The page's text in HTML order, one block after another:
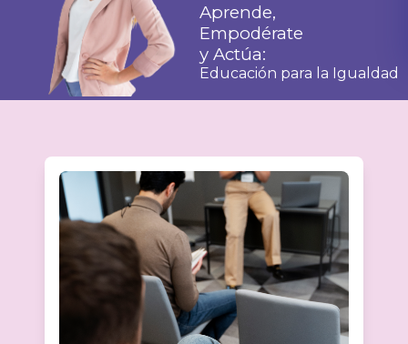
Aprende,
Empodérate
y Actúa:
Educación para la Igualdad